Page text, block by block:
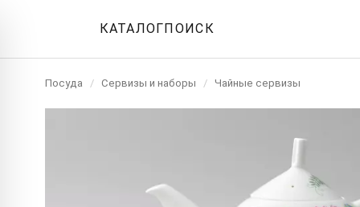
КАТАЛОГПОИСК
Посуда / Сервизы и наборы / Чайные сервизы